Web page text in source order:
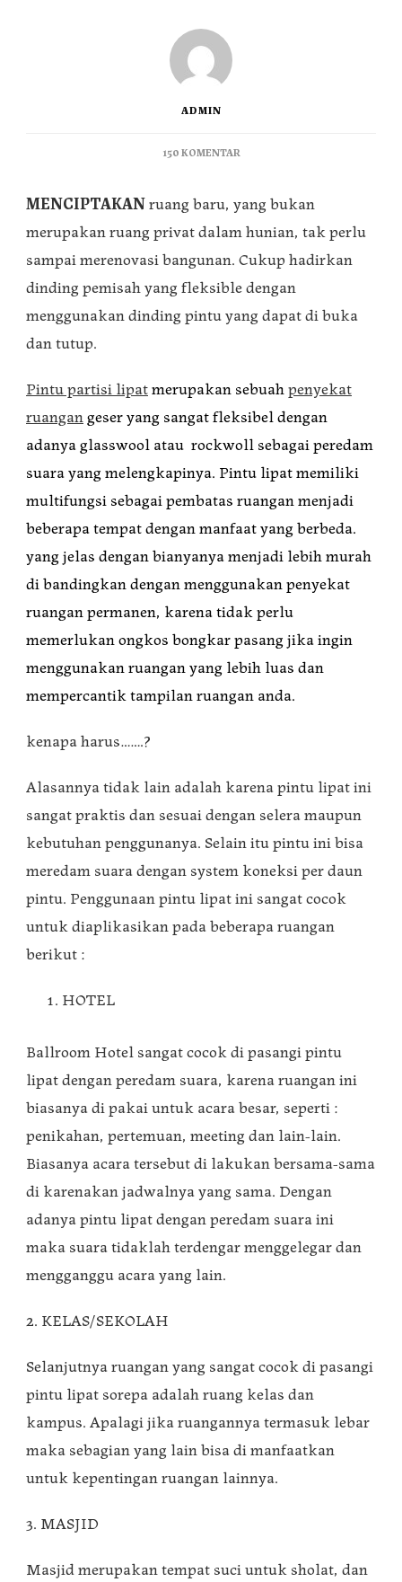
ADMIN
150 KOMENTAR
MENCIPTAKANruang baru, yang bukan
merupakan ruang privat dalam hunian, tak perlu
sampai merenovasi bangunan. Cukup hadirkan
dinding pemisah yang fleksible dengan
menggunakan dinding pintu yang dapat di buka
dan tutup.
Pintu partisi lipatmerupakan sebuahpenyekat
ruangangeser yang sangat fleksibel dengan
adanya glasswool atau rockwoll sebagai peredam
suara yang melengkapinya. Pintu lipat memiliki
multifungsi sebagai pembatas ruangan menjadi
beberapa tempat dengan manfaat yang berbeda.
yang jelas dengan bianyanya menjadi lebih murah
di bandingkan dengan menggunakan penyekat
ruangan permanen, karena tidak perlu
memerlukan ongkos bongkar pasang jika ingin
menggunakan ruangan yang lebih luas dan
mempercantik tampilan ruangan anda.
kenapa harus…….?
Alasannya tidak lain adalah karena pintu lipat ini
sangat praktis dan sesuai dengan selera maupun
kebutuhan penggunanya. Selain itu pintu ini bisa
meredam suara dengan system koneksi per daun
pintu. Penggunaan pintu lipat ini sangat cocok
untuk diaplikasikan pada beberapa ruangan
berikut :
HOTEL
Ballroom Hotel sangat cocok di pasangi pintu
lipat dengan peredam suara, karena ruangan ini
biasanya di pakai untuk acara besar, seperti :
penikahan, pertemuan, meeting dan lain-lain.
Biasanya acara tersebut di lakukan bersama-sama
di karenakan jadwalnya yang sama. Dengan
adanya pintu lipat dengan peredam suara ini
maka suara tidaklah terdengar menggelegar dan
mengganggu acara yang lain.
2. KELAS/SEKOLAH
Selanjutnya ruangan yang sangat cocok di pasangi
pintu lipat sorepa adalah ruang kelas dan
kampus. Apalagi jika ruangannya termasuk lebar
maka sebagian yang lain bisa di manfaatkan
untuk kepentingan ruangan lainnya.
3. MASJID
Masjid merupakan tempat suci untuk sholat, dan